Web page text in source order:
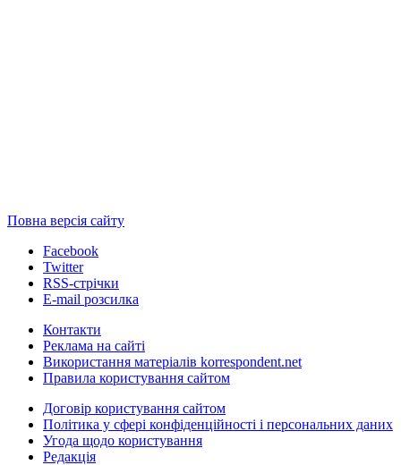
Повна версія сайту
Facebook
Twitter
RSS-стрічки
E-mail розсилка
Контакти
Реклама на сайті
Використання матеріалів korrespondent.net
Правила користування сайтом
Договір користування сайтом
Політика у сфері конфіденційності і персональних даних
Угода щодо користування
Редакція